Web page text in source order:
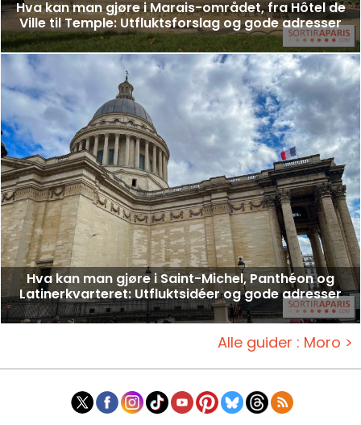
Hva kan man gjøre i Marais-området, fra Hôtel de
Ville til Temple: Utfluktsforslag og gode adresser
Hva kan man gjøre i Saint-Michel, Panthéon og
Latinerkvarteret: Utfluktsidéer og gode adresser
Alle guider : Moro >